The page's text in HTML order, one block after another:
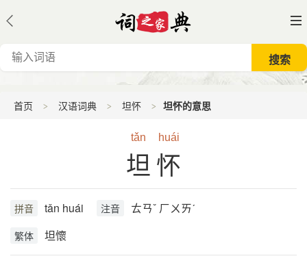
首页 汉语词典 坦怀 坦怀的意思
tǎn huái
坦怀
拼音 tǎn huái 注音 ㄊㄢˇ ㄏㄨㄞˊ
繁体 坦懷